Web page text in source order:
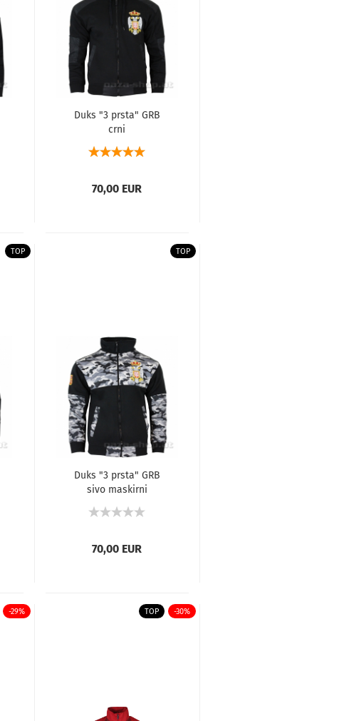
Duks "3 prsta" GRB
crni
70,00 EUR
TOP TOP
Duks "3 prsta" GRB
sivo maskirni
70,00 EUR
-29% TOP -30%